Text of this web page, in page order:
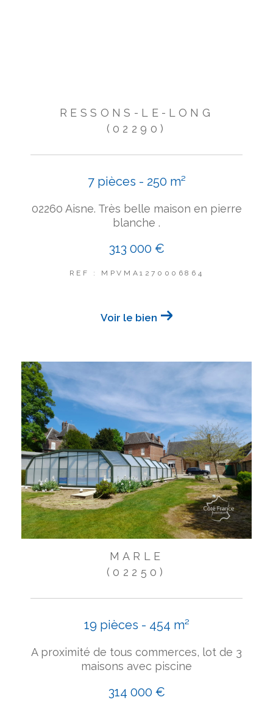
RESSONS-LE-LONG
(02290)
7 pièces - 250 m²
02260 Aisne. Très belle maison en pierre
blanche .
313 000 €
REF : MPVMA1270006864
Voir le bien
MARLE
(02250)
19 pièces - 454 m²
A proximité de tous commerces, lot de 3
maisons avec piscine
314 000 €